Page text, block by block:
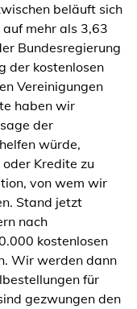
beläuft sich
mehr als 3,63
Bundesregierung
der kostenlosen
Vereinigungen
haben wir
der
würde,
Kredite zu
von wem wir
Stand jetzt
nach
kostenlosen
Wir werden dann
für
gezwungen den